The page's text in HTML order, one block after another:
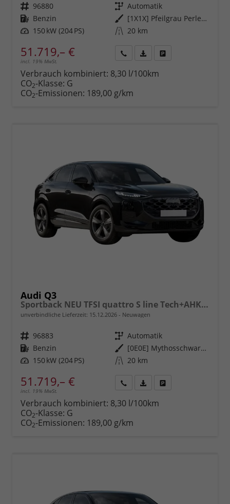
Fahrzeugnr. 96880 Getriebe Automatik
Kraftstoff Benzin Außenfarbe
[1X1X] Pfeilgrau Perleffekt
Leistung 150 kW (204 PS) Kilometerstand 20 km
51.719,– €
incl. 19% MwSt.
anfordern
Datei,
Verbrauch kombiniert: 8,30 l/100km
CO2-Klasse: G
CO2-Emissionen: 189,00 g/km
Audi Q3
Sportback NEU TFSI quattro S line Tech+AHK+Alu19+LEDplus+KlimaPlus+ExtSchwarz
unverbindliche Lieferzeit: 15.12.2026 Neuwagen
Fahrzeugnr. 96883 Getriebe Automatik
Kraftstoff Benzin Außenfarbe
[0E0E] Mythosschwarz Metallic
Leistung 150 kW (204 PS) Kilometerstand 20 km
51.719,– €
incl. 19% MwSt.
anfordern
Datei,
Verbrauch kombiniert: 8,30 l/100km
CO2-Klasse: G
CO2-Emissionen: 189,00 g/km